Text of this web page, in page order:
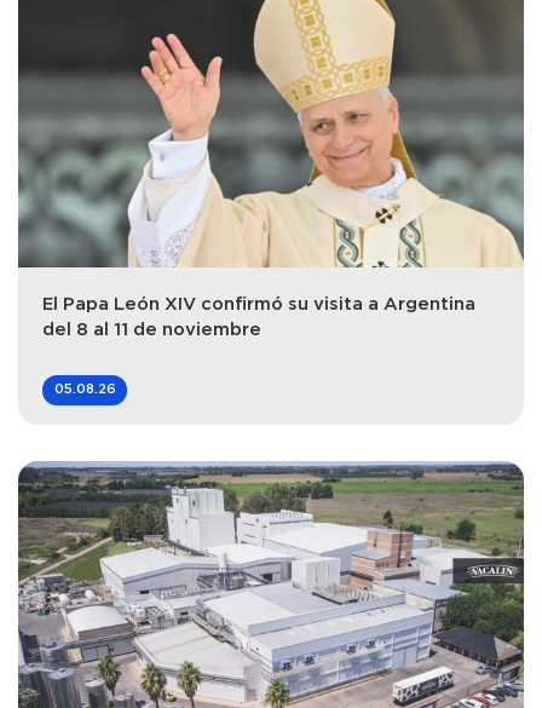
El Papa León XIV confirmó su visita a Argentina
del 8 al 11 de noviembre
05.08.26